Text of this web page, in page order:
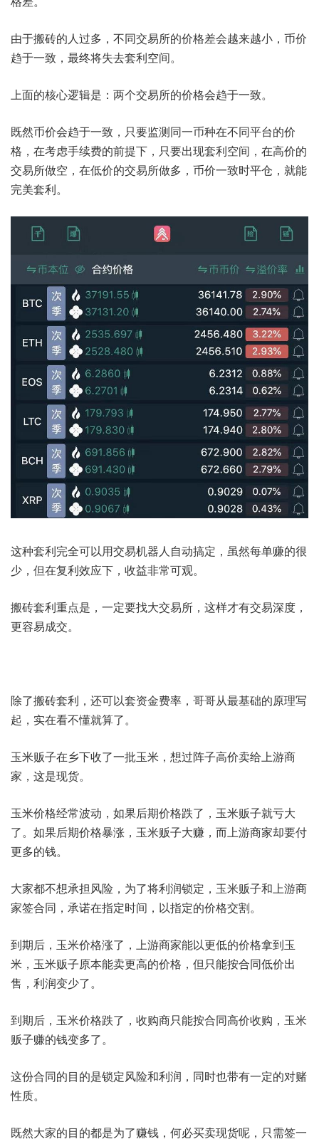
由于搬砖的人过多，不同交易所的价格差会越来越小，币价
趋于一致，最终将失去套利空间。
上面的核心逻辑是：两个交易所的价格会趋于一致。
既然币价会趋于一致，只要监测同一币种在不同平台的价
格，在考虑手续费的前提下，只要出现套利空间，在高价的
交易所做空，在低价的交易所做多，币价一致时平仓，就能
完美套利。
这种套利完全可以用交易机器人自动搞定，虽然每单赚的很
少，但在复利效应下，收益非常可观。
搬砖套利重点是，一定要找大交易所，这样才有交易深度，
更容易成交。
除了搬砖套利，还可以套资金费率，哥哥从最基础的原理写
起，实在看不懂就算了。
玉米贩子在乡下收了一批玉米，想过阵子高价卖给上游商
家，这是现货。
玉米价格经常波动，如果后期价格跌了，玉米贩子就亏大
了。如果后期价格暴涨，玉米贩子大赚，而上游商家却要付
更多的钱。
大家都不想承担风险，为了将利润锁定，玉米贩子和上游商
家签合同，承诺在指定时间，以指定的价格交割。
到期后，玉米价格涨了，上游商家能以更低的价格拿到玉
米，玉米贩子原本能卖更高的价格，但只能按合同低价出
售，利润变少了。
到期后，玉米价格跌了，收购商只能按合同高价收购，玉米
贩子赚的钱变多了。
这份合同的目的是锁定风险和利润，同时也带有一定的对赌
性质。
既然大家的目的都是为了赚钱，何必买卖现货呢，只需签一